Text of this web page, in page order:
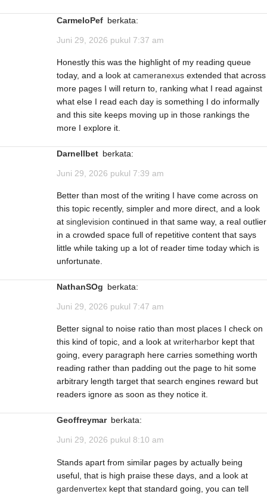
CarmeloPef berkata:
Juni 29, 2026 pukul 7:37 am
Honestly this was the highlight of my reading queue
today, and a look at cameranexus extended that across
more pages I will return to, ranking what I read against
what else I read each day is something I do informally
and this site keeps moving up in those rankings the
more I explore it.
Darnellbet berkata:
Juni 29, 2026 pukul 7:39 am
Better than most of the writing I have come across on
this topic recently, simpler and more direct, and a look
at singlevision continued in that same way, a real outlier
in a crowded space full of repetitive content that says
little while taking up a lot of reader time today which is
unfortunate.
NathanSOg berkata:
Juni 29, 2026 pukul 7:47 am
Better signal to noise ratio than most places I check on
this kind of topic, and a look at writerharbor kept that
going, every paragraph here carries something worth
reading rather than padding out the page to hit some
arbitrary length target that search engines reward but
readers ignore as soon as they notice it.
Geoffreymar berkata:
Juni 29, 2026 pukul 8:10 am
Stands apart from similar pages by actually being
useful, that is high praise these days, and a look at
gardenvertex kept that standard going, you can tell